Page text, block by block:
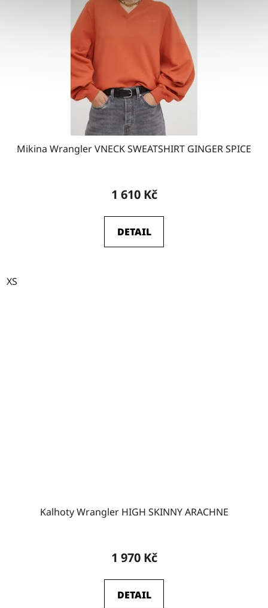
Mikina Wrangler VNECK SWEATSHIRT GINGER SPICE
1 610 Kč
DETAIL
XS
Kalhoty Wrangler HIGH SKINNY ARACHNE
1 970 Kč
DETAIL